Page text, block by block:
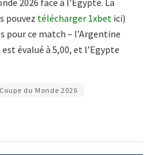
2026 face à l’Egypte. La
pouvez télécharger 1xbet ici)
pour ce match – l’Argentine
évalué à 5,00, et l’Egypte
Coupe du Monde 2026